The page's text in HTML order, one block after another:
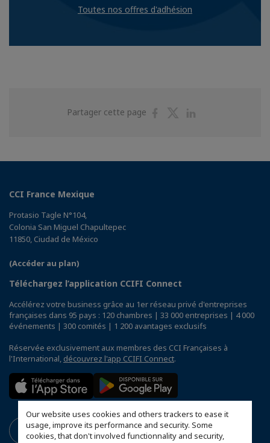
Our website uses cookies and others trackers to ease it
usage, improve its performance and security. Some
cookies, that don't involved functionnality and security,
Toutes nos offres d'adhésion
Partager cette page
PartagerPartager
CCI France Mexique
Protasio Tagle N°104,
Colonia San Miguel Chapultepec
11850, Ciudad de México
(Accéder au plan)
Téléchargez l’application CCIFI Connect
Accélérez votre business grâce au 1er réseau privé d'entreprises
françaises dans 95 pays : 120 chambres | 33 000 entreprises | 4 000
événements | 300 comités | 1 200 avantages exclusifs
Réservée exclusivement aux membres des CCI Françaises à
l'International, découvrez l'app CCIFI Connect.